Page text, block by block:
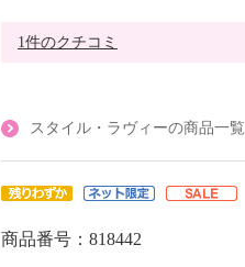
1件のクチコミ
スタイル・ラヴィーの商品一
商品番号：818442